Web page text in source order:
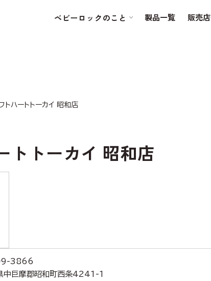
ベビーロックのこと 製品一覧 販売
トハートトーカイ 昭和店
トトーカイ 昭和店
3866
中巨摩郡昭和町西条4241-1